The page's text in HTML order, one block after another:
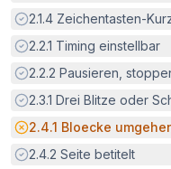
Erfüllt:
2.1.4 Zeichentasten-
Erfüllt:
2.2.1 Timing einstellbar
Erfüllt:
2.2.2 Pausieren,
Erfüllt:
2.3.1 Drei Blitze oder
Potenzielle Barriere:
2.4.1 Bloecke
Erfüllt:
2.4.2 Seite betitelt